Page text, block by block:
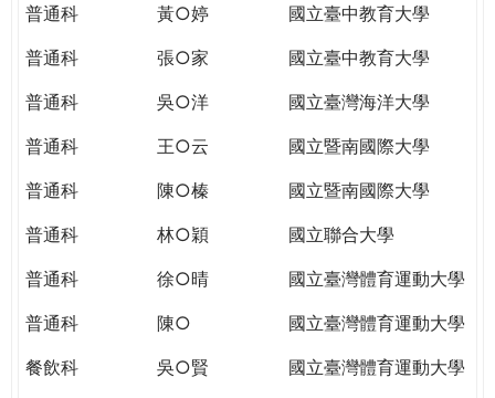
WAGOR
TODAY
THE
WORLD
PUTTING
YOU
THE
CITIZENSHIP
普通科
黃○婷
國立臺中教育大學
普通科
張○家
國立臺中教育大學
普通科
吳○洋
國立臺灣海洋大學
普通科
王○云
國立暨南國際大學
普通科
陳○榛
國立暨南國際大學
普通科
林○穎
國立聯合大學
普通科
徐○晴
國立臺灣體育運動大學
普通科
陳○
國立臺灣體育運動大學
餐飲科
吳○賢
國立臺灣體育運動大學